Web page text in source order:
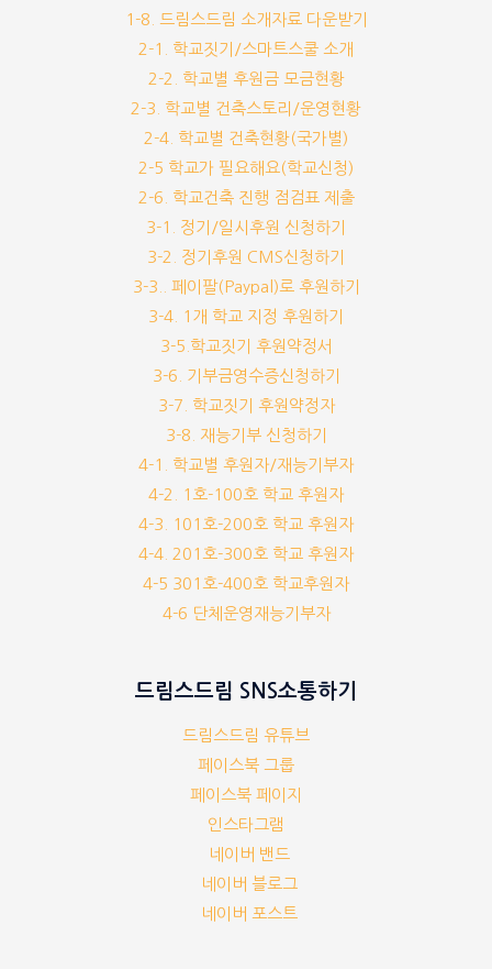
1-8. 드림스드림 소개자료 다운받기
2-1. 학교짓기/스마트스쿨 소개
2-2. 학교별 후원금 모금현황
2-3. 학교별 건축스토리/운영현황
2-4. 학교별 건축현황(국가별)
2-5 학교가 필요해요(학교신청)
2-6. 학교건축 진행 점검표 제출
3-1. 정기/일시후원 신청하기
3-2. 정기후원 CMS신청하기
3-3.. 페이팔(Paypal)로 후원하기
3-4. 1개 학교 지정 후원하기
3-5.학교짓기 후원약정서
3-6. 기부금영수증신청하기
3-7. 학교짓기 후원약정자
3-8. 재능기부 신청하기
4-1. 학교별 후원자/재능기부자
4-2. 1호-100호 학교 후원자
4-3. 101호-200호 학교 후원자
4-4. 201호-300호 학교 후원자
4-5 301호-400호 학교후원자
4-6 단체운영재능기부자
드림스드림 SNS소통하기
드림스드림 유튜브
페이스북 그룹
페이스북 페이지
인스타그램
네이버 밴드
네이버 블로그
네이버 포스트